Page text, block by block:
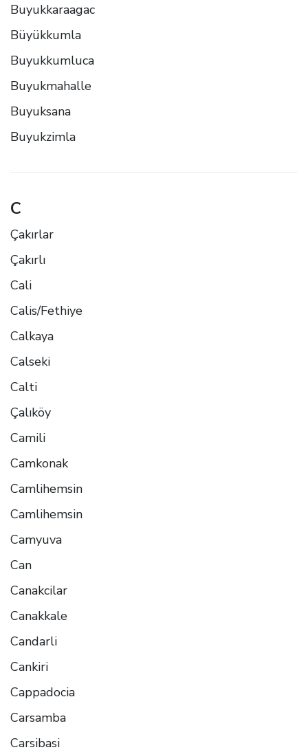
Buyukkaraagac
Büyükkumla
Buyukkumluca
Buyukmahalle
Buyuksana
Buyukzimla
C
Çakırlar
Çakırlı
Cali
Calis/Fethiye
Calkaya
Calseki
Calti
Çalıköy
Camili
Camkonak
Camlihemsin
Camlihemsin
Camyuva
Can
Canakcilar
Canakkale
Candarli
Cankiri
Cappadocia
Carsamba
Carsibasi